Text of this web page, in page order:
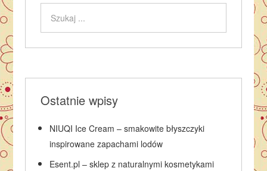
Ostatnie wpisy
NIUQI Ice Cream – smakowite błyszczyki
inspirowane zapachami lodów
Esent.pl – sklep z naturalnymi kosmetykami